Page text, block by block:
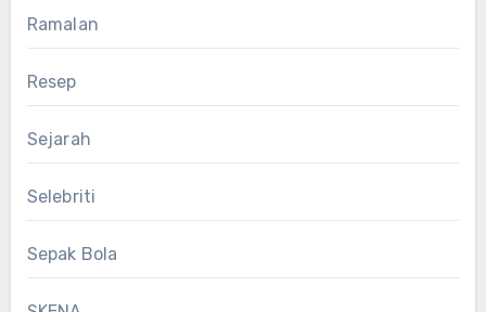
Ramalan
Resep
Sejarah
Selebriti
Sepak Bola